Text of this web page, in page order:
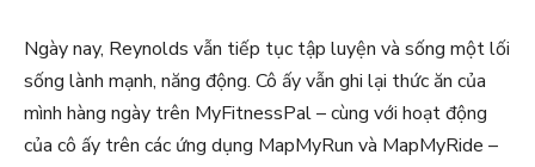
Ngày nay, Reynolds vẫn tiếp tục tập luyện và sống một lối
sống lành mạnh, năng động. Cô ấy vẫn ghi lại thức ăn của
mình hàng ngày trên MyFitnessPal – cùng với hoạt động
của cô ấy trên các ứng dụng MapMyRun và MapMyRide –